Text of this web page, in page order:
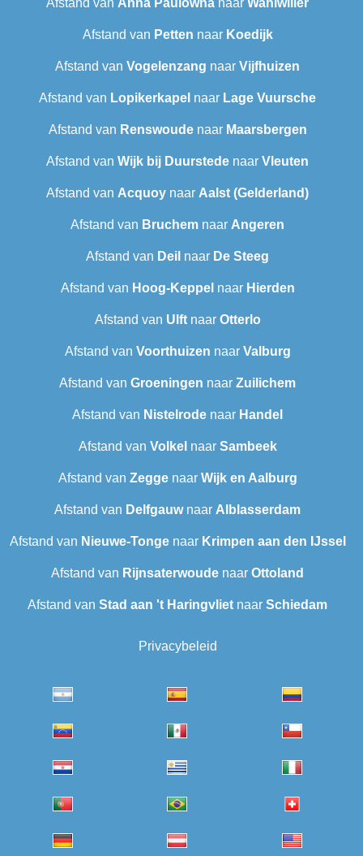
Afstand van Anna Paulowna naar Wahlwiller
Afstand van Petten naar Koedijk
Afstand van Vogelenzang naar Vijfhuizen
Afstand van Lopikerkapel naar Lage Vuursche
Afstand van Renswoudenaar Maarsbergen
Afstand van Wijk bij Duurstede naar Vleuten
Afstand van Acquoy naar Aalst (Gelderland)
Afstand van Bruchem naar Angeren
Afstand van Deil naar De Steeg
Afstand van Hoog-Keppel naar Hierden
Afstand van Ulftnaar Otterlo
Afstand van Voorthuizen naar Valburg
Afstand van Groeningen naar Zuilichem
Afstand van Nistelrode naar Handel
Afstand van Volkel naar Sambeek
Afstand van Zeggenaar Wijk en Aalburg
Afstand van Delfgauwnaar Alblasserdam
Afstand van Nieuwe-Tongenaar Krimpen aan den IJssel
Afstand van Rijnsaterwoude naar Ottoland
Afstand van Stad aan 't Haringvliet naar Schiedam
Privacybeleid